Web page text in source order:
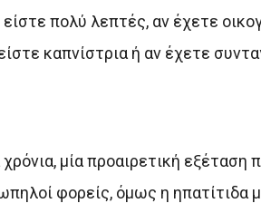
πολύ λεπτές, αν έχετε
καπνίστρια ή αν έχετε
μία προαιρετική εξέταση
φορείς, όμως η